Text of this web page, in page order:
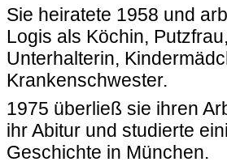
Sie heiratete 1958 und
Logis als Köchin,
Unterhalterin,
Krankenschwester.
1975 überließ sie ihren
ihr Abitur und studierte
Geschichte in München.